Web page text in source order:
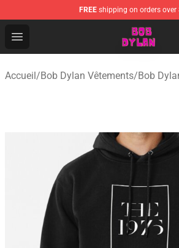
FREE shipping on orders over
Open menu
Bob Dylan Store - Official Bob
Accueil/Bob Dylan Vêtements/Bob